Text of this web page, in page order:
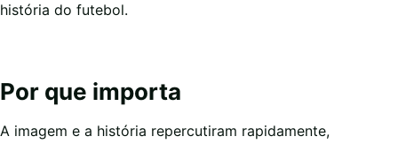
história do futebol.
Por que importa
A imagem e a história repercutiram rapidamente,